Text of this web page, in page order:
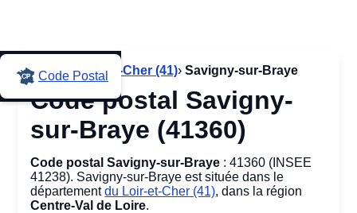
Code Postal
Accueil › Loir-et-Cher (41)› Savigny-sur-Braye
Code postal Savigny-
sur-Braye (41360)
Code postal Savigny-sur-Braye : 41360 (INSEE
41238). Savigny-sur-Braye est située dans le
départementdu Loir-et-Cher (41), dans la région
Centre-Val de Loire.